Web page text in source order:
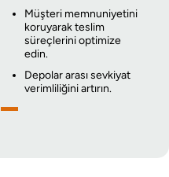
Müşteri memnuniyetini
koruyarak teslim
süreçlerini optimize
edin.
Depolar arası sevkiyat
verimliliğini artırın.